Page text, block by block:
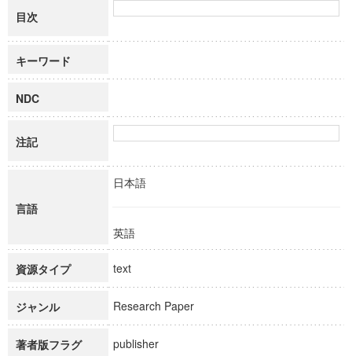
目次
キーワード
NDC
注記
言語
日本語
英語
資源タイプ text
ジャンル Research Paper
著者版フラグ publisher